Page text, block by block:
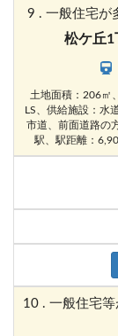
9 . 一般住宅が
松ケ丘1
土地面積：206㎡
LS、供給施設：水
市道、前面道路の
駅、駅距離：
10 . 一般住宅